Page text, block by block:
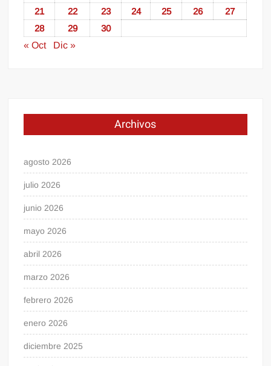
21
22 23 24 25 26
27
28
29
30
« Oct
Dic »
Archivos
agosto 2026
julio 2026
junio 2026
mayo 2026
abril 2026
marzo 2026
febrero 2026
enero 2026
diciembre 2025